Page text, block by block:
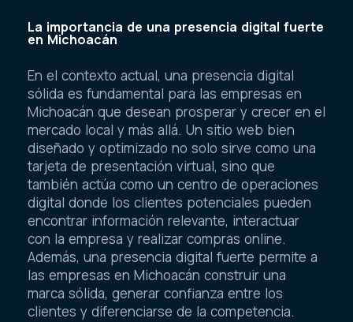
La importancia de una presencia digital fuerte
en Michoacán
En el contexto actual, una presencia digital
sólida es fundamental para las empresas en
Michoacán que desean prosperar y crecer en el
mercado local y más allá. Un sitio web bien
diseñado y optimizado no solo sirve como una
tarjeta de presentación virtual, sino que
también actúa como un centro de operaciones
digital donde los clientes potenciales pueden
encontrar información relevante, interactuar
con la empresa y realizar compras online.
Además, una presencia digital fuerte permite a
las empresas en Michoacán construir una
marca sólida, generar confianza entre los
clientes y diferenciarse de la competencia.